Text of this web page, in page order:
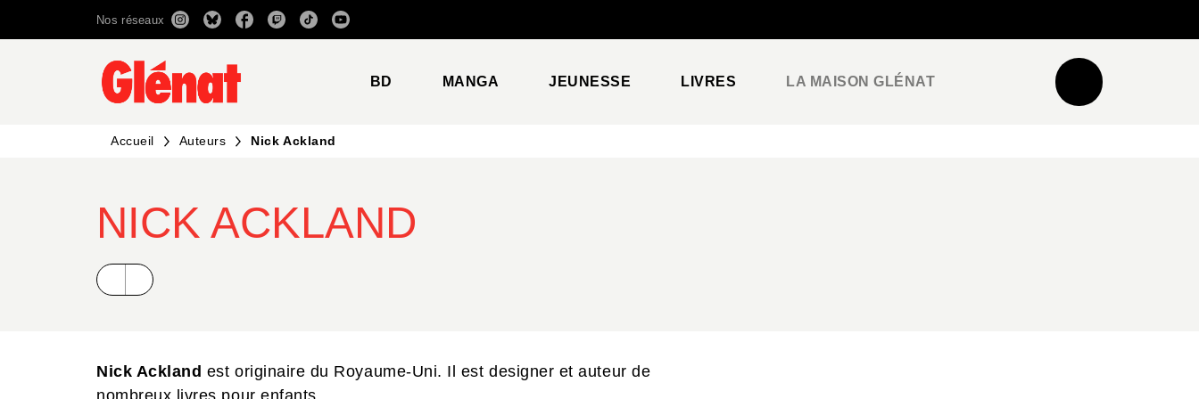
RECHERCHE CONTENU
Nos réseaux
BD MANGA JEUNESSE LIVRES LA MAISON GLÉNAT
Accueil Auteurs Nick Ackland
NICK ACKLAND
Nick Ackland est originaire du Royaume-Uni. Il est designer et auteur de
nombreux livres pour enfants.